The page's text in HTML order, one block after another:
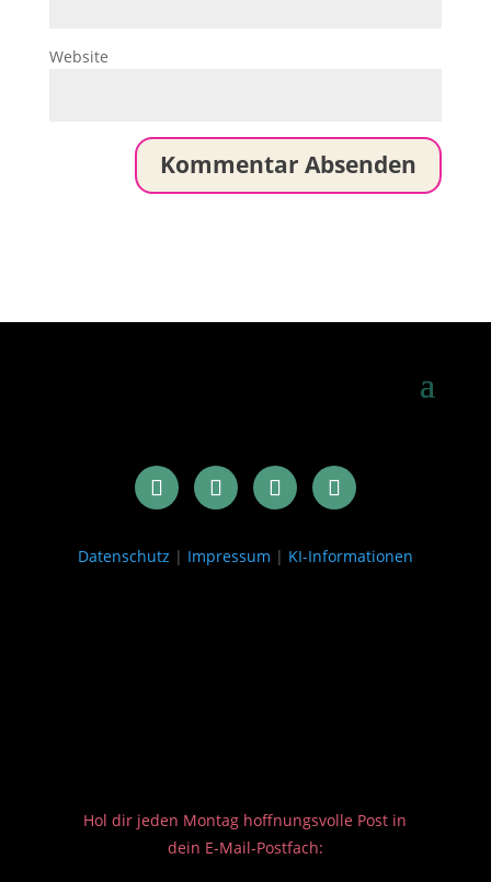
Website
Datenschutz | Impressum | KI-Informationen
Hol dir jeden Montag hoffnungsvolle Post in
dein E-Mail-Postfach: